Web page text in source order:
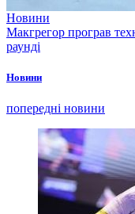
Новини
Макгрегор програв
раунді
Новини
попередні новини